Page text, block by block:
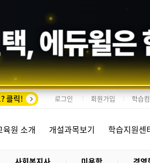
,에듀윌은
클릭! 로그인 회원가입 학습
육원 소개 개설과목보기 학습지원센